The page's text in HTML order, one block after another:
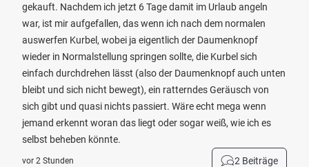
gekauft. Nachdem ich jetzt 6 Tage damit im Urlaub angeln
war, ist mir aufgefallen, das wenn ich nach dem normalen
auswerfen Kurbel, wobei ja eigentlich der Daumenknopf
wieder in Normalstellung springen sollte, die Kurbel sich
einfach durchdrehen lässt (also der Daumenknopf auch unten
bleibt und sich nicht bewegt), ein ratterndes Geräusch von
sich gibt und quasi nichts passiert. Wäre echt mega wenn
jemand erkennt woran das liegt oder sogar weiß, wie ich es
selbst beheben könnte.
vor 2 Stunden 2 Beiträge